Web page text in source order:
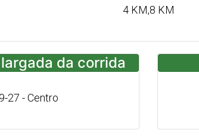
4 KM,8 KM
da corrida
27 - Centro